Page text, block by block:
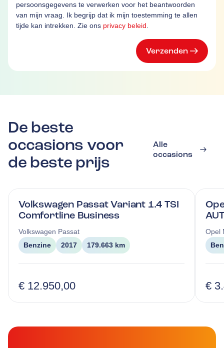
persoonsgegevens te verwerken voor het beantwoorden
van mijn vraag. Ik begrijp dat ik mijn toestemming te allen
tijde kan intrekken. Zie ons privacy beleid
Verzenden
De beste
occasions voor
de beste prijs
Alle
occasions
Volkswagen Passat Variant 1.4 TSI
Comfortline Business
Volkswagen Passat
Benzine
2017 179.663 km
€ 12.950,00
Opel
€